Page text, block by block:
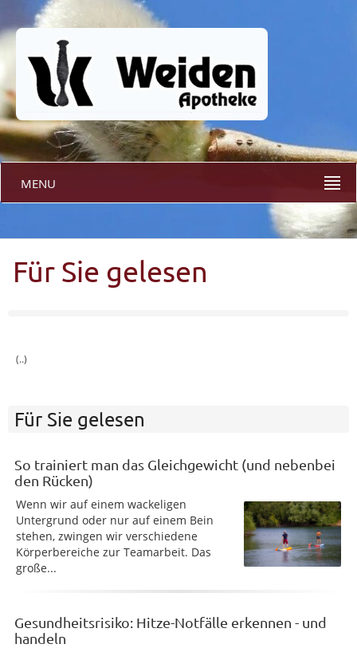
MENU
Für Sie gelesen
(..)
Für Sie gelesen
So trainiert man das Gleichgewicht (und nebenbei
den Rücken)
Wenn wir auf einem wackeligen
Untergrund oder nur auf einem Bein
stehen, zwingen wir verschiedene
Körperbereiche zur Teamarbeit. Das
große...
Gesundheitsrisiko: Hitze-Notfälle erkennen - und
handeln